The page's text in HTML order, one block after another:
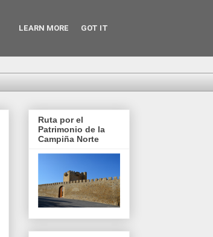
Ruta por el
Patrimonio de la
Campiña Norte
LEARN MORE GOT IT